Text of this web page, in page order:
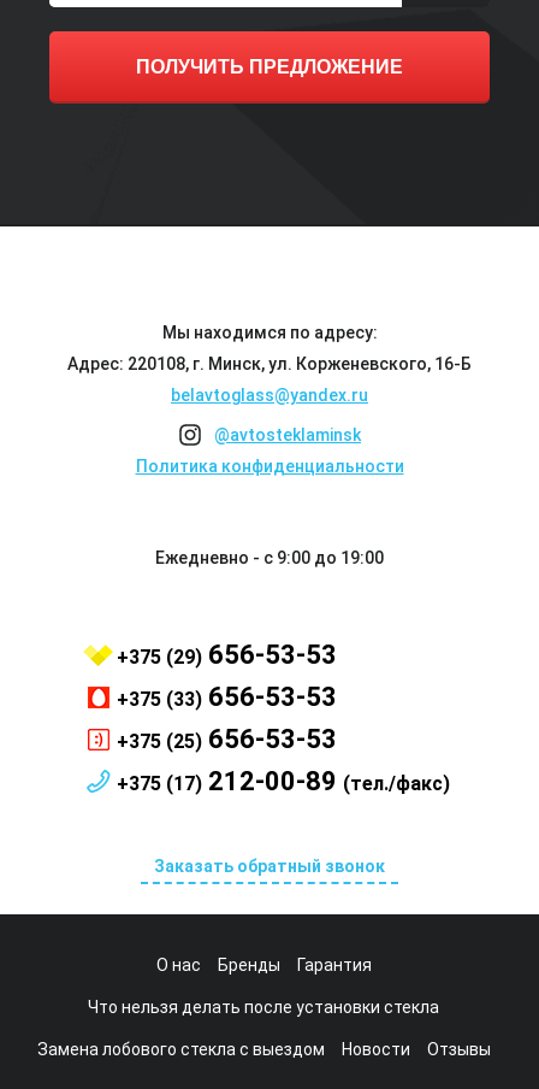
ПОЛУЧИТЬ ПРЕДЛОЖЕНИЕ
Мы находимся по адресу:
Адрес: 220108, г. Минск, ул. Корженевского, 16-Б
belavtoglass@yandex.ru
@avtosteklaminsk
Политика конфиденциальности
Ежедневно - с 9:00 до 19:00
+375 (29) 656-53-53
+375 (33) 656-53-53
+375 (25) 656-53-53
+375 (17) 212-00-89 (тел./факс)
Заказать обратный звонок
О нас Бренды Гарантия
Что нельзя делать после установки стекла
Замена лобового стекла с выездом Новости Отзывы